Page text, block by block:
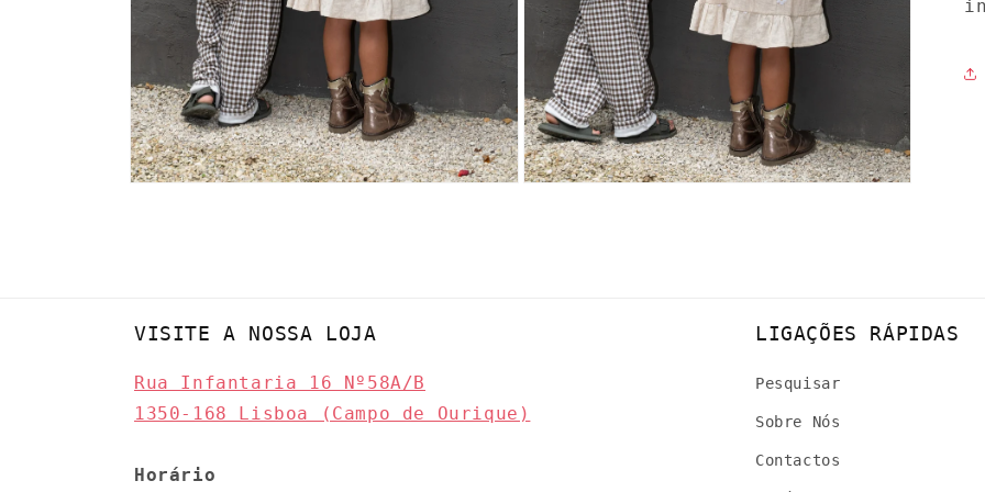
VISITE A NOSSA LOJA
Rua Infantaria 16 Nº58A/B
1350-168 Lisboa (Campo de Ourique)
Horário
LIGAÇÕES RÁPIDAS
Pesquisar
Sobre Nós
Contactos